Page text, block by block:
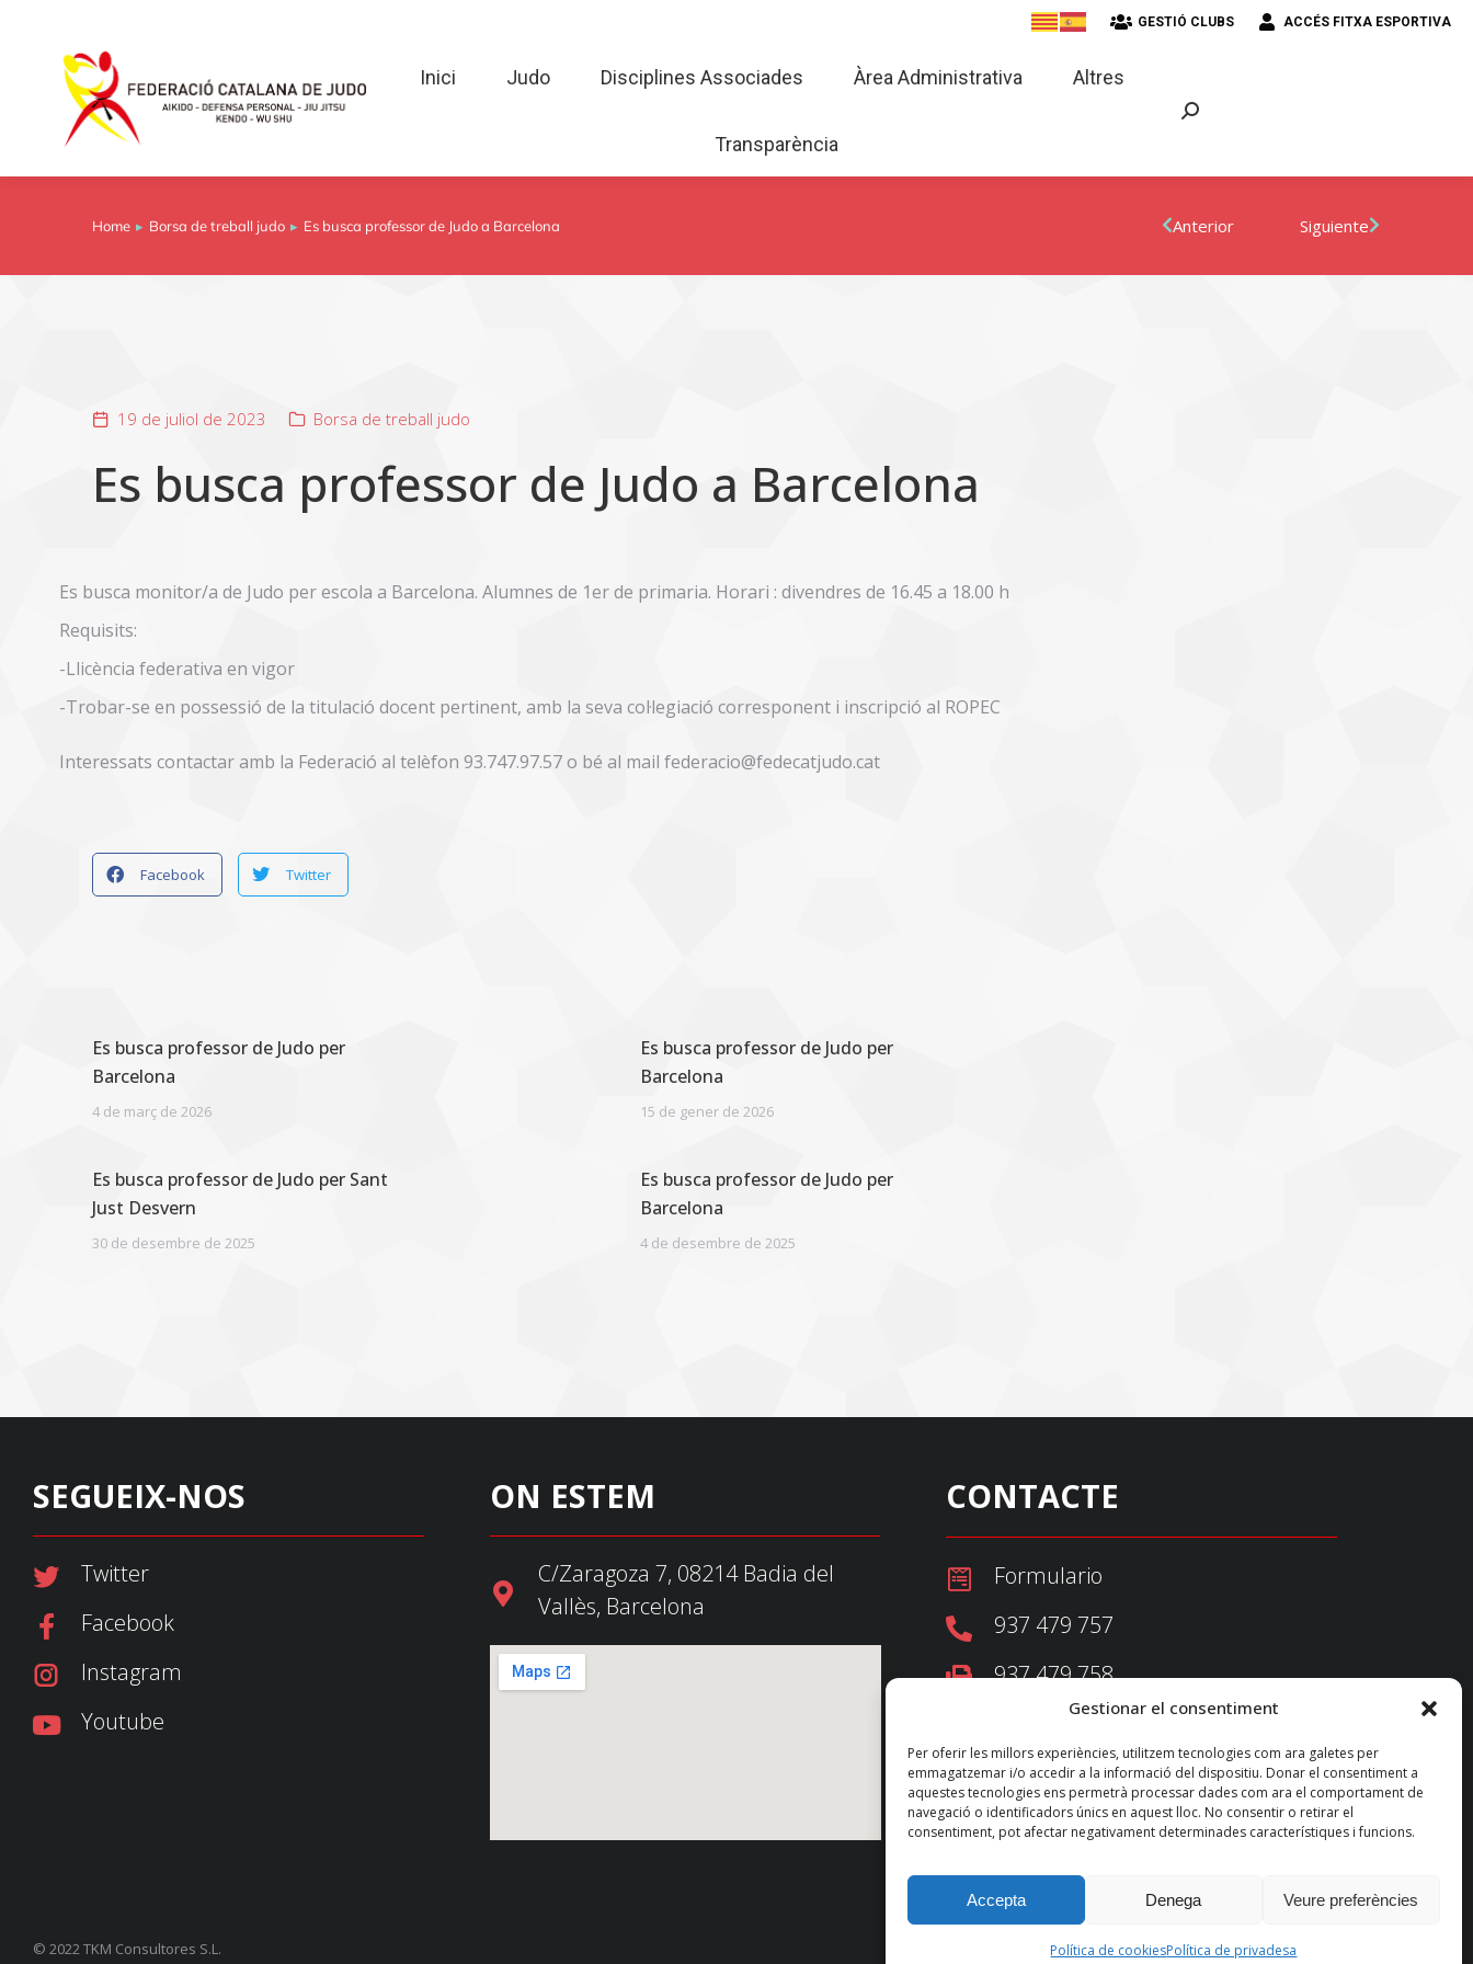
Gestionar el consentiment
Per oferir les millors experiències, utilitzem tecnologies com ara galetes per
emmagatzemar i/o accedir a la informació del dispositiu. Donar el consentiment a
aquestes tecnologies ens permetrà processar dades com ara el comportament de
navegació o identificadors únics en aquest lloc. No consentir o retirar el
consentiment, pot afectar negativament determinades característiques i funcions.
Accepta Denega Veure preferències
Política de cookiesPolítica de privadesa
GESTIÓ CLUBS ACCÉS FITXA ESPORTIVA
Inici Judo Disciplines Associades Àrea Administrativa Altres
Transparència
You are here:
Home Borsa de treball judo Es busca professor de Judo a Barcelona Anterior Siguiente
19 de juliol de 2023 Borsa de treball judo
Es busca professor de Judo a Barcelona
Es busca monitor/a de Judo per escola a Barcelona. Alumnes de 1er de primaria. Horari : divendres de 16.45 a 18.00 h
Requisits:
-Llicència federativa en vigor
-Trobar-se en possessió de la titulació docent pertinent, amb la seva col·legiació corresponent i inscripció al ROPEC
Interessats contactar amb la Federació al telèfon 93.747.97.57 o bé al mail federacio@fedecatjudo.cat
Facebook Twitter
Es busca professor de Judo per
Barcelona
4 de març de 2026
Es busca professor de Judo per
Barcelona
15 de gener de 2026
Es busca professor de Judo per Sant
Just Desvern
30 de desembre de 2025
Es busca professor de Judo per
Barcelona
4 de desembre de 2025
SEGUEIX-NOS
Twitter
Facebook
Instagram
Youtube
ON ESTEM
C/Zaragoza 7, 08214 Badia del
Vallès, Barcelona
CONTACTE
Formulario
937 479 757
937 479 758
federacio@fedecatjudo.cat
© 2022 TKM Consultores S.L. Política de privadesa Política de cookies
Àrea Administrativa Altres